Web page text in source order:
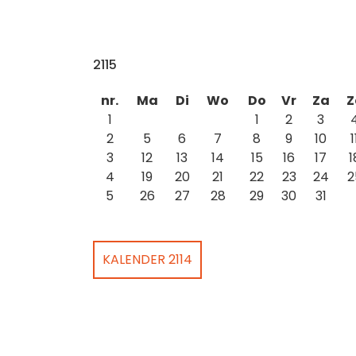
2115
nr.
Ma Di Wo Do Vr Za
1
1 2 3
2
5 6 7 8 9 10
3
12 13 14 15 16 17
4
19 20 21 22 23 24
5
26 27 28 29 30 31
KALENDER 2114